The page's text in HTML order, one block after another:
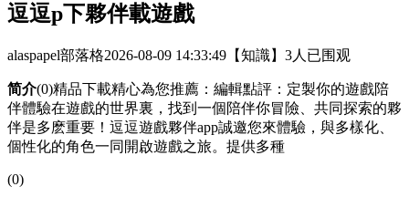
逗逗p下夥伴載遊戲
alaspapel部落格2026-08-09 14:33:49 【知識】 3人已围观
简介(0)精品下載精心為您推薦：編輯點評：定製你的遊戲陪
伴體驗在遊戲的世界裏，找到一個陪伴你冒險、共同探索的夥
伴是多麽重要！逗逗遊戲夥伴app誠邀您來體驗，與多樣化、
個性化的角色一同開啟遊戲之旅。提供多種
(0)